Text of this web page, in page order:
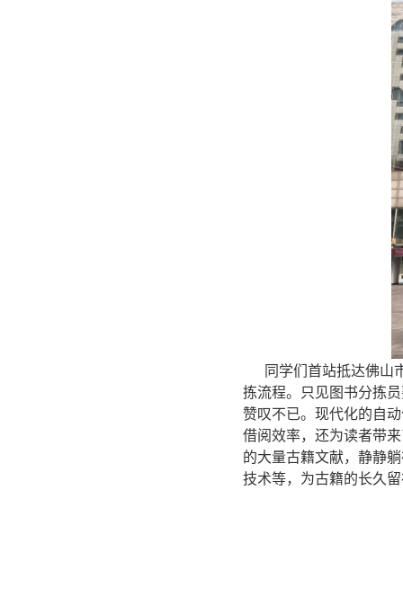
同学们首站抵达佛山市
拣流程。只见图书分拣
赞叹不已。现代化的自
借阅效率，还为读者带
的大量古籍文献，静静
技术等，为古籍的长久